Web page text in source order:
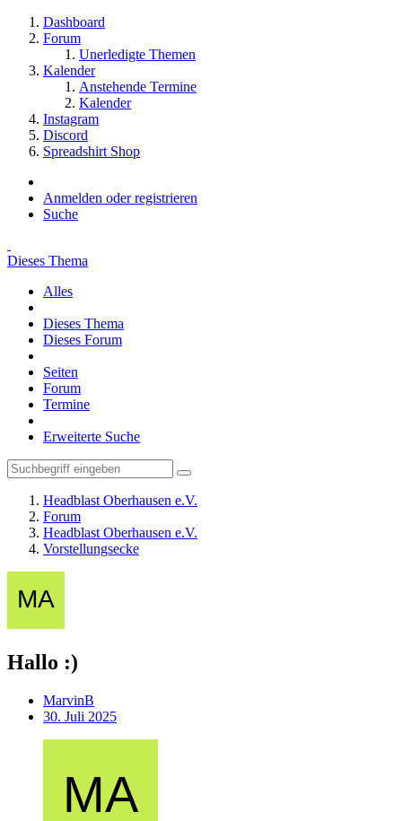
Dashboard
Forum
Unerledigte Themen
Kalender
Anstehende Termine
Kalender
Instagram
Discord
Spreadshirt Shop
Anmelden oder registrieren
Suche
Dieses Thema
Alles
Dieses Thema
Dieses Forum
Seiten
Forum
Termine
Erweiterte Suche
Headblast Oberhausen e.V.
Forum
Headblast Oberhausen e.V.
Vorstellungsecke
Hallo :)
MarvinB
30. Juli 2025